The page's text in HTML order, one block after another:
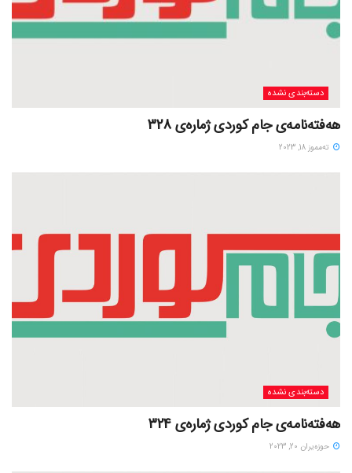
دسته‌بندی نشده
هەفتەنامەی جام کوردی ژمارەی 328
ته‌مموز 18, 2023
دسته‌بندی نشده
هەفتەنامەی جام کوردی ژمارەی 324
حوزه‌یران 20, 2023